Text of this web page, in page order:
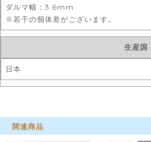
ダルマ幅：3.6mm
※若干の個体差がございます。
生産国
日本
関連商品